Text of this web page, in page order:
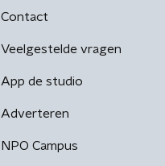
Contact
Veelgestelde vragen
App de studio
Adverteren
NPO Campus